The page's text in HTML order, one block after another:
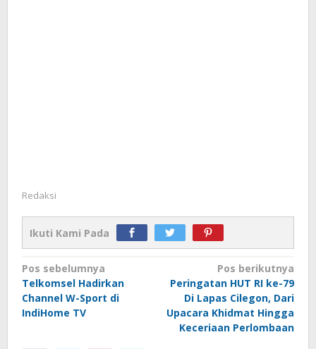
Redaksi
Ikuti Kami Pada
Navigasi
pos
Pos sebelumnya
Telkomsel Hadirkan
Channel W-Sport di
IndiHome TV
Pos berikutnya
Peringatan HUT RI ke-79
Di Lapas Cilegon, Dari
Upacara Khidmat Hingga
Keceriaan Perlombaan